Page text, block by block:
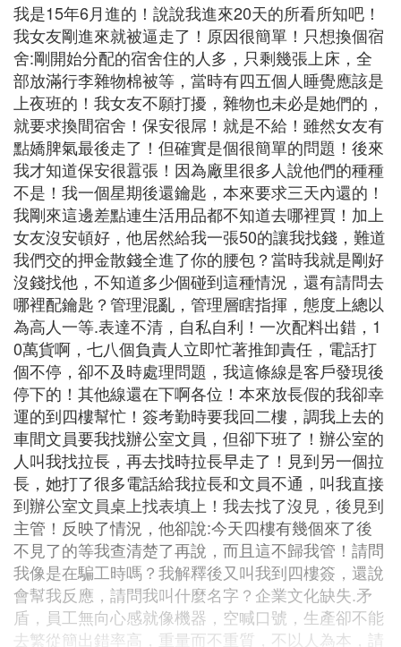
我是15年6月進的！說說我進來20天的所看所知吧！
我女友剛進來就被逼走了！原因很簡單！只想換個宿
舍:剛開始分配的宿舍住的人多，只剩幾張上床，全
部放滿行李雜物棉被等，當時有四五個人睡覺應該是
上夜班的！我女友不願打擾，雜物也未必是她們的，
就要求換間宿舍！保安很屌！就是不給！雖然女友有
點嬌脾氣最後走了！但確實是個很簡單的問題！後來
我才知道保安很囂張！因為廠里很多人說他們的種種
不是！我一個星期後還鑰匙，本來要求三天內還的！
我剛來這邊差點連生活用品都不知道去哪裡買！加上
女友沒安頓好，他居然給我一張50的讓我找錢，難道
我們交的押金散錢全進了你的腰包？當時我就是剛好
沒錢找他，不知道多少個碰到這種情況，還有請問去
哪裡配鑰匙？管理混亂，管理層瞎指揮，態度上總以
為高人一等.表達不清，自私自利！一次配料出錯，1
0萬貨啊，七八個負責人立即忙著推卸責任，電話打
個不停，卻不及時處理問題，我這條線是客戶發現後
停下的！其他線還在下啊各位！本來放長假的我卻幸
運的到四樓幫忙！簽考勤時要我回二樓，調我上去的
車間文員要我找辦公室文員，但卻下班了！辦公室的
人叫我找拉長，再去找時拉長早走了！見到另一個拉
長，她打了很多電話給我拉長和文員不通，叫我直接
到辦公室文員桌上找表填上！我去找了沒見，後見到
主管！反映了情況，他卻說:今天四樓有幾個來了後
不見了的等我查清楚了再說，而且這不歸我管！請問
我像是在騙工時嗎？我解釋後又叫我到四樓簽，還說
會幫我反應，請問我叫什麼名字？企業文化缺失.矛
盾，員工無向心感就像機器，空喊口號，生產卻不能
去繁從簡出錯率高，重量而不重質，不以人為本，請